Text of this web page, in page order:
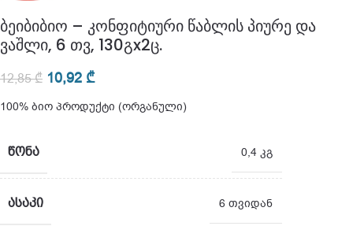
ბეიბიბიო – კონფიტიური წაბლის პიურე და
ვაშლი, 6 თვ, 130გx2ც.
12,85₾ 10,92 ₾
100% ბიო პროდუქტი (ორგანული)
ᲬᲝᲜᲐ 0,4 კგ
ᲐᲡᲐᲙᲘ 6 თვიდან